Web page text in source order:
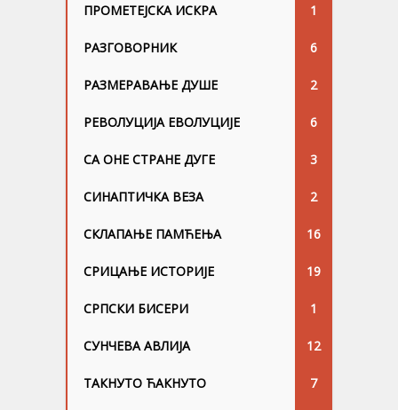
ПРОМЕТЕЈСКА ИСКРА 1
РАЗГОВОРНИК 6
РАЗМЕРАВАЊЕ ДУШЕ 2
РЕВОЛУЦИЈА ЕВОЛУЦИЈЕ 6
СА ОНЕ СТРАНЕ ДУГЕ 3
СИНАПТИЧКА ВЕЗА 2
СКЛАПАЊЕ ПАМЋЕЊА 16
СРИЦАЊЕ ИСТОРИЈЕ 19
СРПСКИ БИСЕРИ 1
СУНЧЕВА АВЛИЈА 12
ТАКНУТО ЋАКНУТО 7